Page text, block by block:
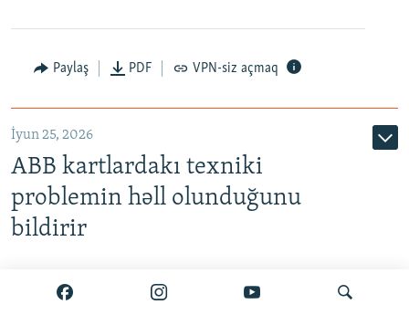
Auto 240p 360p 480p
720p 1080p
Paylaş PDF VPN-siz açmaq
İyun 25, 2026
ABB kartlardakı texniki
problemin həll olunduğunu
bildirir